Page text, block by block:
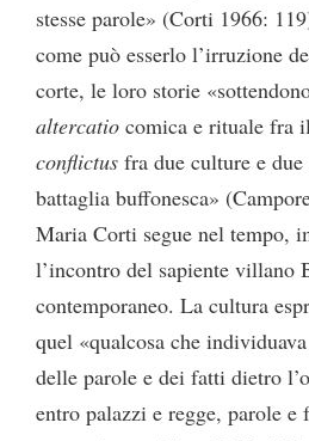
stesse parole» (Corti 1966:
come può esserlo l’irruzione
corte, le loro storie
altercatio comica e rituale fra
conflictus fra due culture e
battaglia buffonesca»
Maria Corti segue nel tempo,
l’incontro del sapiente villano
contemporaneo. La cultura
quel «qualcosa che
delle parole e dei fatti dietro
entro palazzi e regge, parole e